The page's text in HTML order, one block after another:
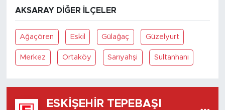
AKSARAY DIĞER İLÇELER
Ağaçören Eskil Gülağaç Güzelyurt
Merkez Ortaköy Sarıyahşi Sultanhanı
ESKIŞEHIR TEPEBAŞI